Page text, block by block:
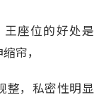
座位的好处是
帘，
，私密性明显